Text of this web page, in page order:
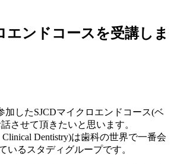
エンドコースを受講しま
加したSJCDマイクロエンドコース(ベ
させて頂きたいと思います。
Clinical Dentistry)は歯科の世界で一番会
いるスタディグループです。